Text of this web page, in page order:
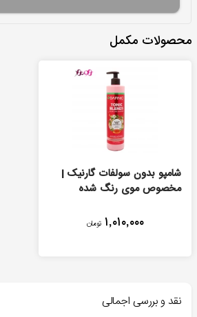
محصولات مکمل
شامپو بدون سولفات گارنیک |
مخصوص موی رنگ شده
۱,۰۱۰,۰۰۰ تومان
نقد و بررسی اجمالی